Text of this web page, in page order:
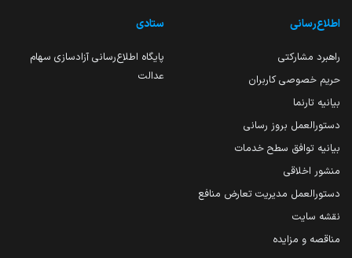
اطلاع‌رسانی
راهبرد مشارکتی
حریم خصوصی کاربران
بیانیه تارنما
دستورالعمل بروز رسانی
بیانیه توافق سطح خدمات
منشور اخلاقی
دستورالعمل مدیریت تعارض منافع
نقشه سایت
مناقصه و مزایده
ستادی
پایگاه اطلاع‌رسانی آزادسازی سهام
عدالت